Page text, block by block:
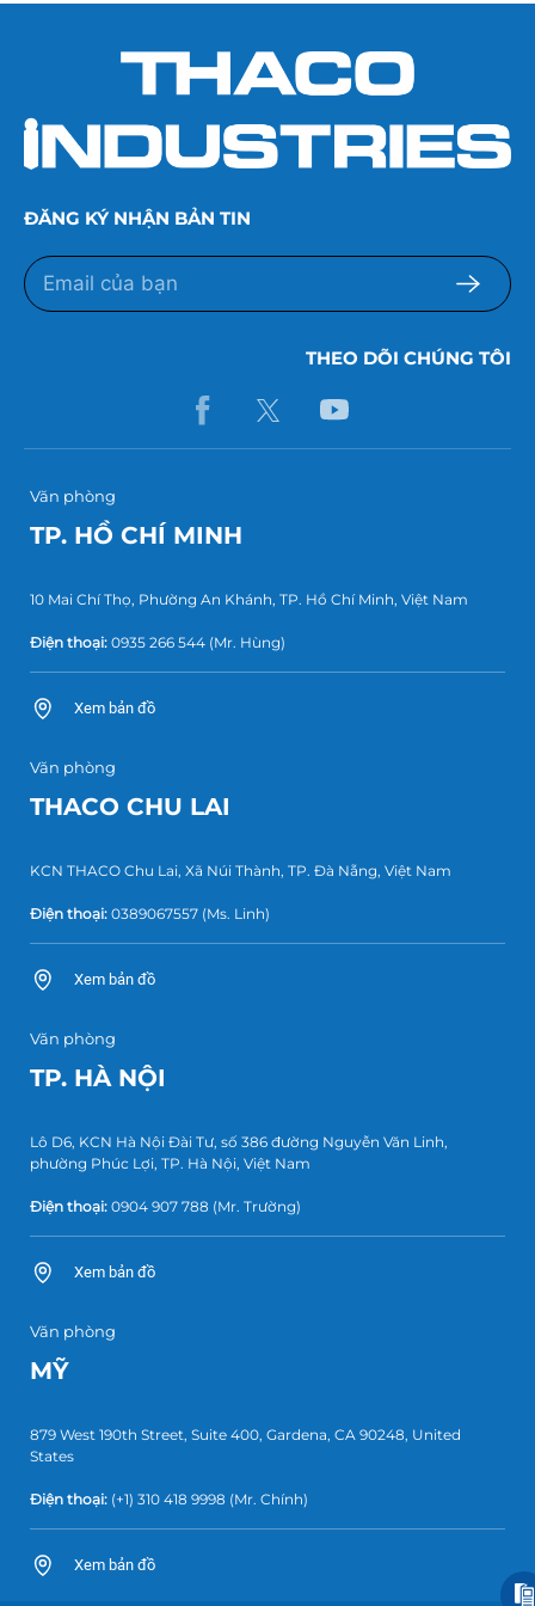
ĐĂNG KÝ NHẬN BẢN TIN
THEO DÕI CHÚNG TÔI
Văn phòng
TP. HỒ CHÍ MINH
10 Mai Chí Thọ, Phường An Khánh, TP. Hồ Chí Minh, Việt Nam
Điện thoại: 0935 266 544 (Mr. Hùng)
Xem bản đồ
Văn phòng
THACO CHU LAI
KCN THACO Chu Lai, Xã Núi Thành, TP. Đà Nẵng, Việt Nam
Điện thoại: 0389067557 (Ms. Linh)
Xem bản đồ
Văn phòng
TP. HÀ NỘI
Lô D6, KCN Hà Nội Đài Tư, số 386 đường Nguyễn Văn Linh,
phường Phúc Lợi, TP. Hà Nội, Việt Nam
Điện thoại: 0904 907 788 (Mr. Trường)
Xem bản đồ
Văn phòng
MỸ
879 West 190th Street, Suite 400, Gardena, CA 90248, United
States
Điện thoại: (+1) 310 418 9998 (Mr. Chính)
Xem bản đồ